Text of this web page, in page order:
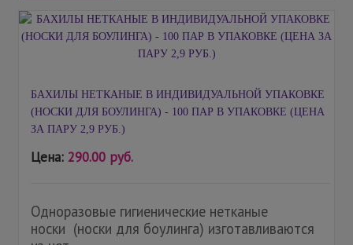
БАХИЛЫ НЕТКАНЫЕ В ИНДИВИДУАЛЬНОЙ УПАКОВКЕ
(НОСКИ ДЛЯ БОУЛИНГА) - 100 ПАР В УПАКОВКЕ (ЦЕНА
ЗА ПАРУ 2,9 РУБ.)
Цена: 290.00 руб.
Одноразовые гигиенические нетканые
носки (носки для боулинга) изготавливаются